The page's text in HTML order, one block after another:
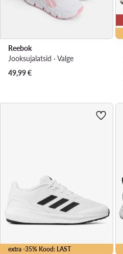
Reebok
Jooksujalatsid · Valge
49,99€
extra -35% Kood: LAST